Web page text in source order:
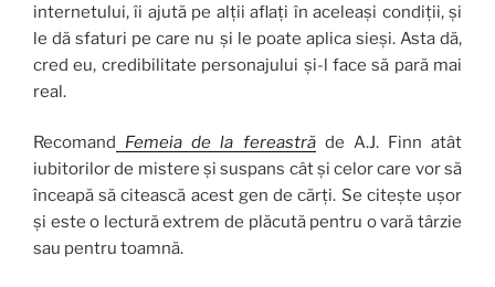
internetului, îi ajută pe alții aflați în aceleași condiții, și
le dă sfaturi pe care nu și le poate aplica sieși. Asta dă,
cred eu, credibilitate personajului și-l face să pară mai
real.
Recomand Femeia de la fereastrăde A.J. Finn atât
iubitorilor de mistere și suspans cât și celor care vor să
înceapă să citească acest gen de cărți. Se citește ușor
și este o lectură extrem de plăcută pentru o vară târzie
sau pentru toamnă.